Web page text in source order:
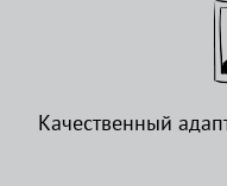
Качественный